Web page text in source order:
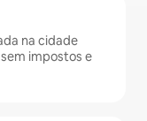
na cidade
impostos e